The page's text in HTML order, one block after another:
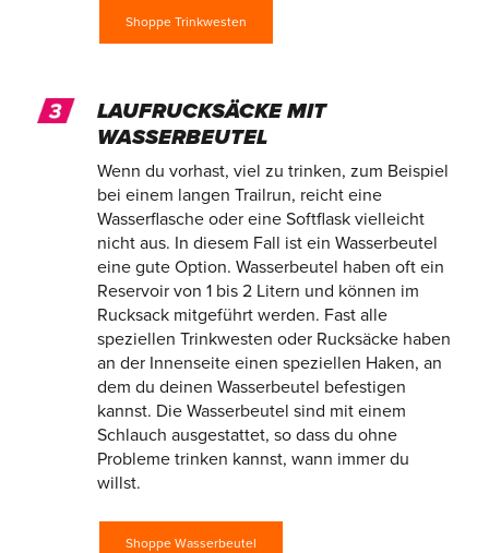
Shoppe Trinkwesten
LAUFRUCKSÄCKE MIT
WASSERBEUTEL
Wenn du vorhast, viel zu trinken, zum Beispiel
bei einem langen Trailrun, reicht eine
Wasserflasche oder eine Softflask vielleicht
nicht aus. In diesem Fall ist ein Wasserbeutel
eine gute Option. Wasserbeutel haben oft ein
Reservoir von 1 bis 2 Litern und können im
Rucksack mitgeführt werden. Fast alle
speziellen Trinkwesten oder Rucksäcke haben
an der Innenseite einen speziellen Haken, an
dem du deinen Wasserbeutel befestigen
kannst. Die Wasserbeutel sind mit einem
Schlauch ausgestattet, so dass du ohne
Probleme trinken kannst, wann immer du
willst.
Shoppe Wasserbeutel